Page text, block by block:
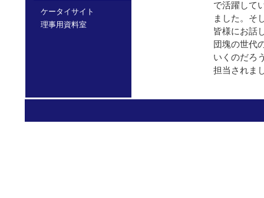
ケータイサイト
理事用資料室
で活躍して
ました。そ
皆様にお話
団塊の世代
いくのだろ
担当されま